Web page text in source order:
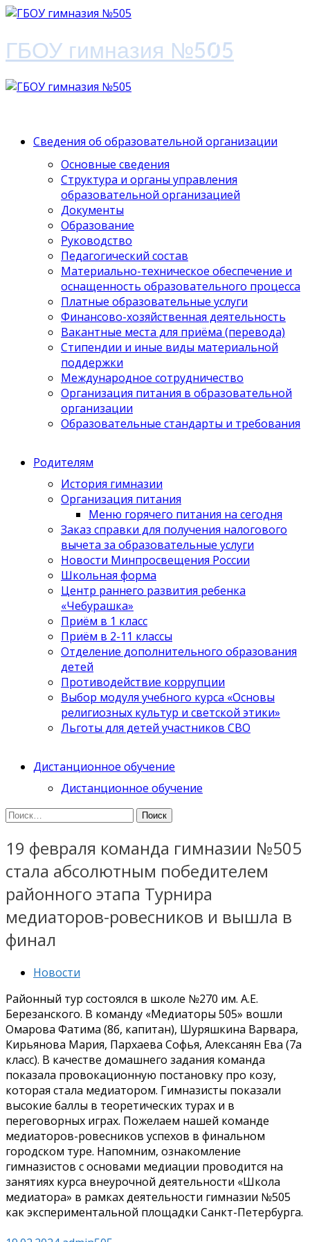
ГБОУ гимназия №505
Сведения об образовательной организации
Основные сведения
Структура и органы управления
образовательной организацией
Документы
Образование
Руководство
Педагогический состав
Материально-техническое обеспечение и
оснащенность образовательного процесса
Платные образовательные услуги
Финансово-хозяйственная деятельность
Вакантные места для приёма (перевода)
Стипендии и иные виды материальной
поддержки
Международное сотрудничество
Организация питания в образовательной
организации
Образовательные стандарты и требования
Родителям
История гимназии
Организация питания
Меню горячего питания на сегодня
Заказ справки для получения налогового
вычета за образовательные услуги
Новости Минпросвещения России
Школьная форма
Центр раннего развития ребенка
«Чебурашка»
Приём в 1 класс
Приём в 2-11 классы
Отделение дополнительного образования
детей
Противодействие коррупции
Выбор модуля учебного курса «Основы
религиозных культур и светской этики»
Льготы для детей участников СВО
Дистанционное обучение
Дистанционное обучение
Найти:
19 февраля команда гимназии №505
стала абсолютным победителем
районного этапа Турнира
медиаторов-ровесников и вышла в
финал
Новости
Районный тур состоялся в школе №270 им. А.Е.
Березанского. В команду «Медиаторы 505» вошли
Омарова Фатима (8б, капитан), Шуряшкина Варвара,
Кирьянова Мария, Пархаева Софья, Алексанян Ева (7а
класс). В качестве домашнего задания команда
показала провокационную постановку про козу,
которая стала медиатором. Гимназисты показали
высокие баллы в теоретических турах и в
переговорных играх. Пожелаем нашей команде
медиаторов-ровесников успехов в финальном
городском туре. Напомним, ознакомление
гимназистов с основами медиации проводится на
занятиях курса внеурочной деятельности «Школа
медиатора» в рамках деятельности гимназии №505
как экспериментальной площадки Санкт-Петербурга.